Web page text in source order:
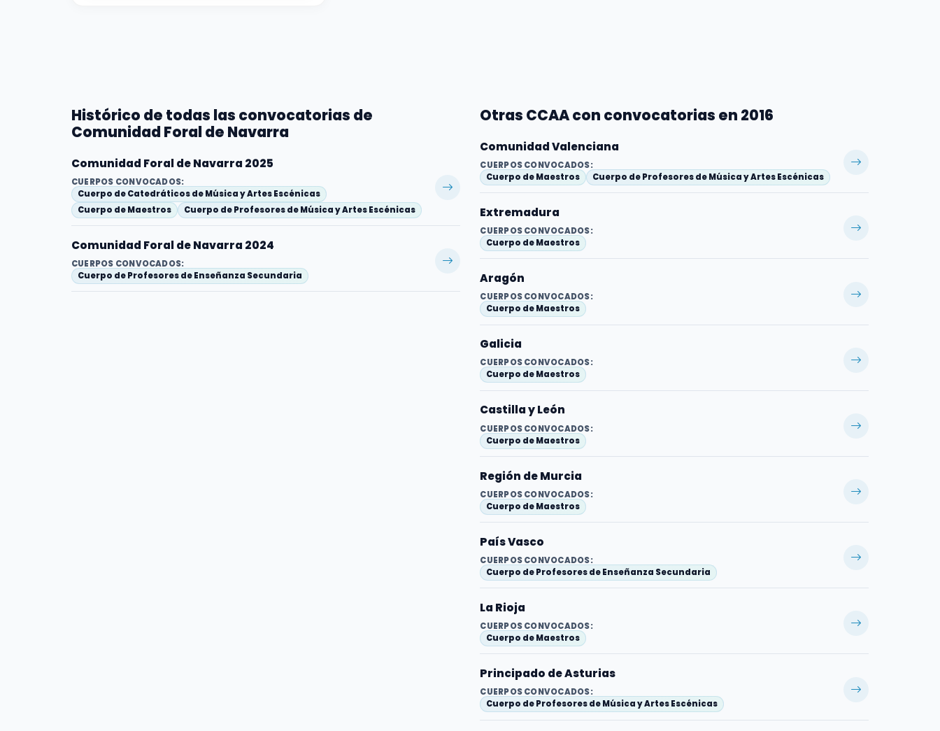
Histórico de todas las convocatorias de
Comunidad Foral de Navarra
Comunidad Foral de Navarra 2025
CUERPOS CONVOCADOS:
Cuerpo de Catedráticos de Música y Artes Escénicas
Cuerpo de Maestros
Cuerpo de Profesores de Música y Artes Escénicas
Comunidad Foral de Navarra 2024
CUERPOS CONVOCADOS:
Cuerpo de Profesores de Enseñanza Secundaria
Otras CCAA con convocatorias en 2016
Comunidad Valenciana
CUERPOS CONVOCADOS:
Cuerpo de Maestros
Cuerpo de Profesores de Música y Artes Escénicas
Extremadura
CUERPOS CONVOCADOS:
Cuerpo de Maestros
Aragón
CUERPOS CONVOCADOS:
Cuerpo de Maestros
Galicia
CUERPOS CONVOCADOS:
Cuerpo de Maestros
Castilla y León
CUERPOS CONVOCADOS:
Cuerpo de Maestros
Región de Murcia
CUERPOS CONVOCADOS:
Cuerpo de Maestros
País Vasco
CUERPOS CONVOCADOS:
Cuerpo de Profesores de Enseñanza Secundaria
La Rioja
CUERPOS CONVOCADOS:
Cuerpo de Maestros
Principado de Asturias
CUERPOS CONVOCADOS:
Cuerpo de Profesores de Música y Artes Escénicas